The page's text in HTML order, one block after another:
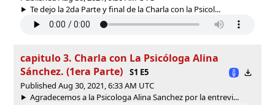
Te dejo la 2da Parte y final de la Charla con la Psicol...
capitulo 3. Charla con La Psicóloga Alina
Sánchez. (1era Parte)
S1 E5
Published Aug 30, 2021, 6:33 AM UTC
Agradecemos a la Psicologa Alina Sanchez por la entrevi...